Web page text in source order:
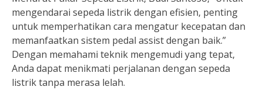
mengendarai sepeda listrik dengan efisien, penting
untuk memperhatikan cara mengatur kecepatan dan
memanfaatkan sistem pedal assist dengan baik.”
Dengan memahami teknik mengemudi yang tepat,
Anda dapat menikmati perjalanan dengan sepeda
listrik tanpa merasa lelah.